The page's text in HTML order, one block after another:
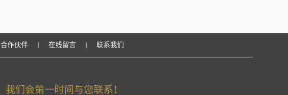
合作伙伴 在线留言 联系我们